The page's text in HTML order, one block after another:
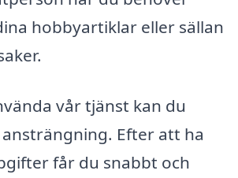
hobbyartiklar eller sällan
vår tjänst kan du
Efter att ha
får du snabbt och